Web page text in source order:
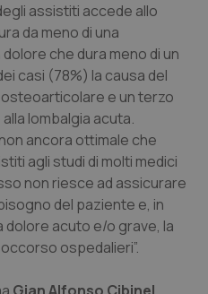
assistiti accede allo
da meno di una
che dura meno di un
casi (78%) la causa del
e un terzo
lombalgia acuta.
ancora ottimale che
agli studi di molti medici
non riesce ad assicurare
del paziente e, in
acuto e/o grave, la
ospedalieri”.